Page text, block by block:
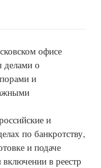
офисе
делами о
и
и
по банкротству,
и подаче
включении в реестр